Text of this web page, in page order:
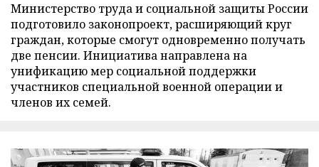
Министерство труда и социальной защиты России
подготовило законопроект, расширяющий круг
граждан, которые смогут одновременно получать
две пенсии. Инициатива направлена на
унификацию мер социальной поддержки
участников специальной военной операции и
членов их семей.